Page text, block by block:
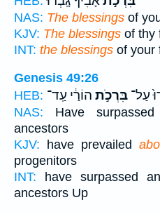
NAS: The blessings of
KJV: The blessings of thy
INT: the blessings of your
Genesis 49:26
HEB:
עַל־ בִּרְכֹ֣ת הוֹרַ֔י עַֽד־
NAS: Have surpassed
ancestors
KJV: have prevailed
progenitors
INT: have surpassed
ancestors Up